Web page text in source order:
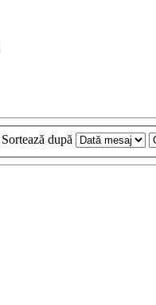
Sortează după